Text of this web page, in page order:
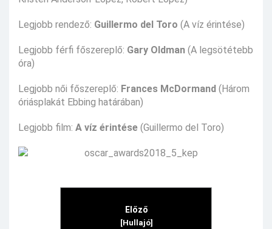
Legjobb rendező: Guillermo del Toro (A víz érintése)
Legjobb férfi főszereplő: Gary Oldman (A legsötétebb
óra)
Legjobb női főszereplő: Frances McDormand (Három
óriásplakát Ebbing határában)
Legjobb film: A víz érintése (Guillermo del Toro)
Előző
[Hullajó]